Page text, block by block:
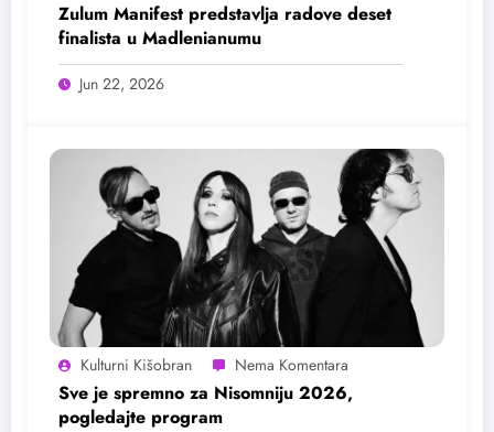
Zulum Manifest predstavlja radove deset
finalista u Madlenianumu
Jun 22, 2026
Kulturni Kišobran
Sve je spremno za Nisomniju 2026,
pogledajte program